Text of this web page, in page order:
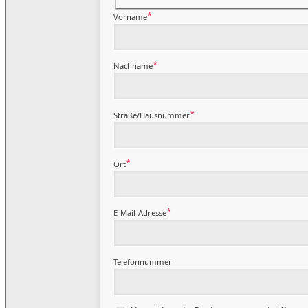
Vorname*
Nachname*
Straße/Hausnummer*
Ort*
E-Mail-Adresse*
Telefonnummer